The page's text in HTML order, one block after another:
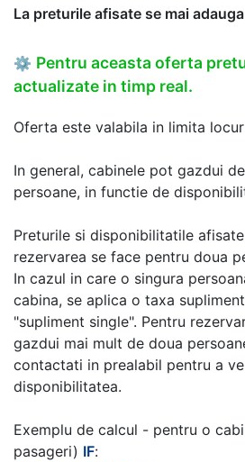
La preturile afisate se mai
⚙ Pentru aceasta oferta
actualizate in timp real.
Oferta este valabila in limita
In general, cabinele pot gazdui
persoane, in functie de
Preturile si disponibilitatile
rezervarea se face pentru doua
In cazul in care o singura
cabina, se aplica o taxa
"supliment single". Pentru
gazdui mai mult de doua
contactati in prealabil pentru a
disponibilitatea.
Exemplu de calcul - pentru o
pasageri) IF: